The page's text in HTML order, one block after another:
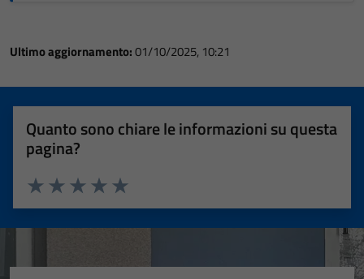
Ultimo aggiornamento:01/10/2025, 10:21
Quanto sono chiare le informazioni su questa
pagina?
Valuta 5 stelle su 5
Valuta 4 stelle su 5
Valuta 3 stelle su 5
Valuta 2 stelle su 5
Valuta 1 stelle su 5